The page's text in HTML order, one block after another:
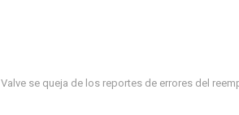
Valve se queja de los reportes de errores del